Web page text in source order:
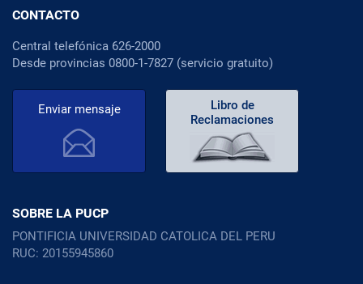
CONTACTO
Central telefónica 626-2000
Desde provincias 0800-1-7827 (servicio gratuito)
Enviar mensaje
Libro de
Reclamaciones
SOBRE LA PUCP
PONTIFICIA UNIVERSIDAD CATOLICA DEL PERU
RUC: 20155945860